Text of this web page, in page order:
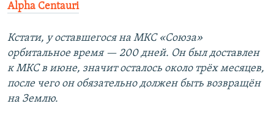
Alpha Centauri
Кстати, у оставшегося на МКС «Союза»
орбитальное время — 200 дней. Он был доставлен
к МКС в июне, значит осталось около трёх месяцев,
после чего он обязательно должен быть возвращён
на Землю.